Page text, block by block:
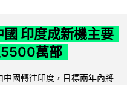
印度成新機主要
5500萬部
國轉往印度，目標兩年內將